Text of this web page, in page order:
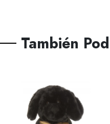
También